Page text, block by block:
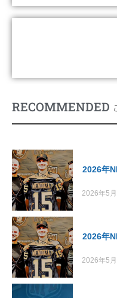
RECOMMENDED
2026年
2026年5
2026年
2026年5月